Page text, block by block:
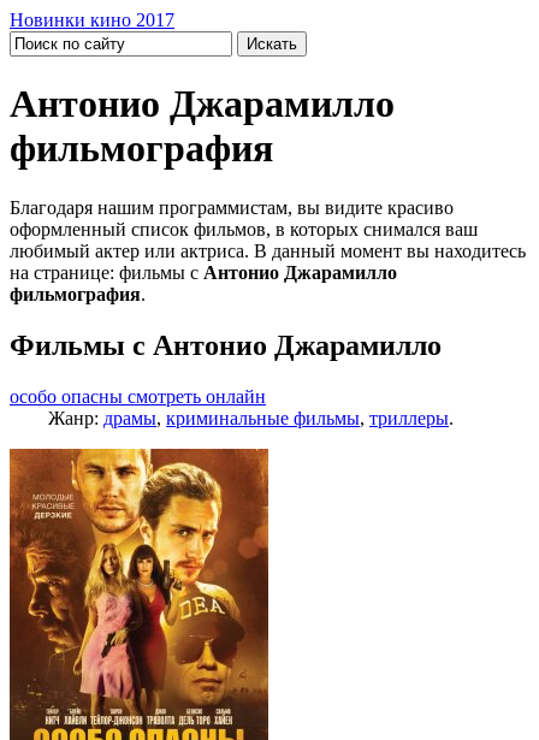
Новинки кино 2017
Антонио Джарамилло
фильмография
Благодаря нашим программистам, вы видите красиво
оформленный список фильмов, в которых снимался ваш
любимый актер или актриса. В данный момент вы находитесь
на странице: фильмы с Антонио Джарамилло
фильмография.
Фильмы с Антонио Джарамилло
особо опасны смотреть онлайн
Жанр: драмы, криминальные фильмы, триллеры.